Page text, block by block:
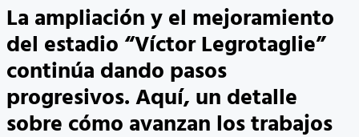
La ampliación y el mejoramiento
del estadio “Víctor Legrotaglie”
continúa dando pasos
progresivos. Aquí, un detalle
sobre cómo avanzan los trabajos